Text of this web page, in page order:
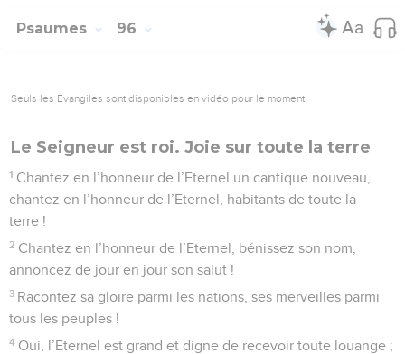
Psaumes 96
Seuls les Évangiles sont disponibles en vidéo pour le moment.
Le Seigneur est roi. Joie sur toute la terre
1 Chantez en l’honneur de l’Eternel un cantique nouveau,
chantez en l’honneur de l’Eternel, habitants de toute la
terre !
2 Chantez en l’honneur de l’Eternel, bénissez son nom,
annoncez de jour en jour son salut !
3 Racontez sa gloire parmi les nations, ses merveilles parmi
tous les peuples !
4 Oui, l’Eternel est grand et digne de recevoir toute louange ;